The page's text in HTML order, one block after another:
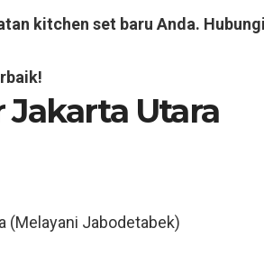
kitchen set baru Anda.
Jakarta Utara
(Melayani Jabodetabek)